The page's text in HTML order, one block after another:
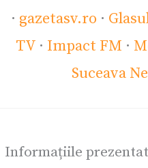
· gazetasv.ro ·
TV · Impact FM ·
Suceava
Informațiile